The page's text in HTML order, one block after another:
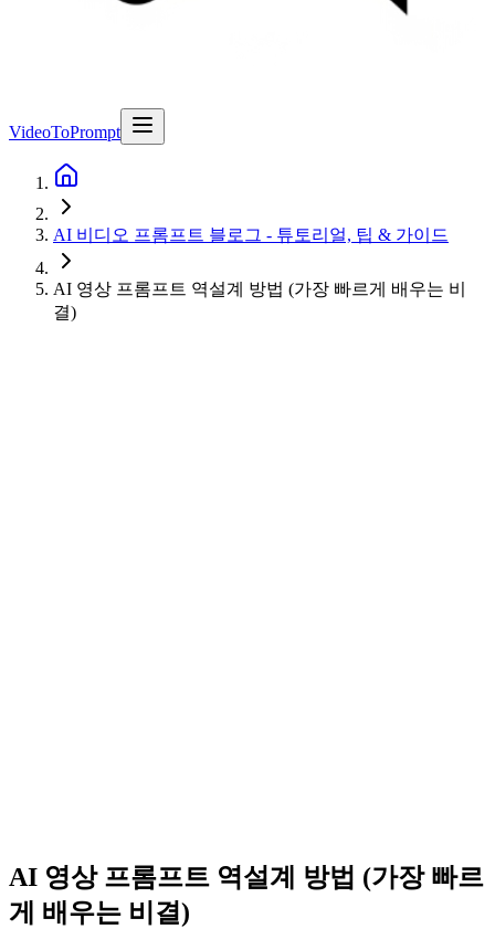
VideoToPrompt
AI 비디오 프롬프트 블로그 - 튜토리얼, 팁 & 가이드
AI 영상 프롬프트 역설계 방법 (가장 빠르게 배우는 비
결)
AI 영상 프롬프트 역설계 방법 (가장 빠르
게 배우는 비결)